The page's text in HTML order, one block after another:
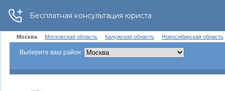
Москва Московская область Калужская область Новосибирская область
Выберите ваш район: